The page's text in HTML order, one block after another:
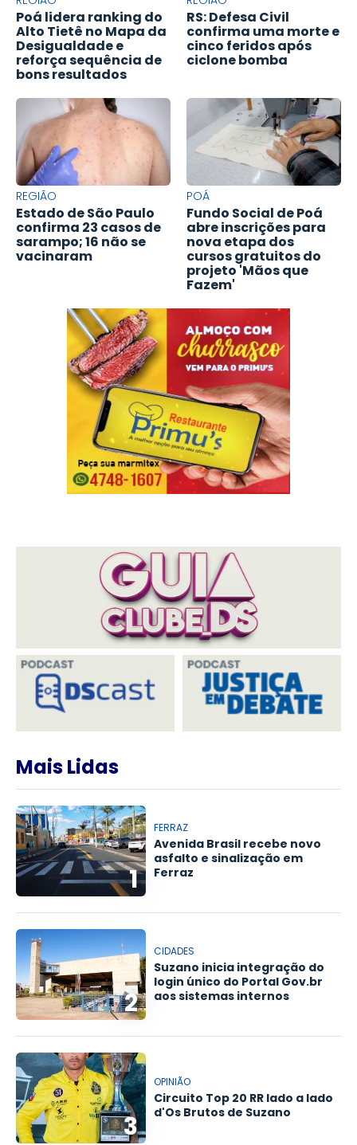
Poá lidera ranking do
Alto Tietê no Mapa da
Desigualdade e
reforça sequência de
bons resultados
RS: Defesa Civil
confirma uma morte e
cinco feridos após
ciclone bomba
REGIÃO
Estado de São Paulo
confirma 23 casos de
sarampo; 16 não se
vacinaram
POÁ
Fundo Social de Poá
abre inscrições para
nova etapa dos
cursos gratuitos do
projeto 'Mãos que
Fazem'
Mais Lidas
1
FERRAZ
Avenida Brasil recebe novo
asfalto e sinalização em
Ferraz
2
CIDADES
Suzano inicia integração do
login único do Portal Gov.br
aos sistemas internos
3
OPINIÃO
Circuito Top 20 RR lado a lado
d'Os Brutos de Suzano